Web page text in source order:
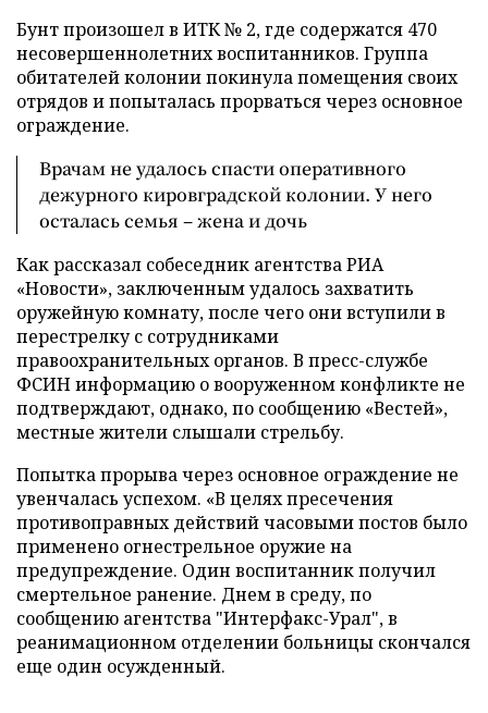
Бунт произошел в ИТК № 2, где содержатся 470
несовершеннолетних воспитанников. Группа
обитателей колонии покинула помещения своих
отрядов и попыталась прорваться через основное
ограждение.
Врачам не удалось спасти оперативного
дежурного кировградской колонии. У него
осталась семья – жена и дочь
Как рассказал собеседник агентства РИА
«Новости», заключенным удалось захватить
оружейную комнату, после чего они вступили в
перестрелку с сотрудниками
правоохранительных органов. В пресс-службе
ФСИН информацию о вооруженном конфликте не
подтверждают, однако, по сообщению «Вестей»,
местные жители слышали стрельбу.
Попытка прорыва через основное ограждение не
увенчалась успехом. «В целях пресечения
противоправных действий часовыми постов было
применено огнестрельное оружие на
предупреждение. Один воспитанник получил
смертельное ранение. Днем в среду, по
сообщению агентства "Интерфакс-Урал", в
реанимационном отделении больницы скончался
еще один осужденный.